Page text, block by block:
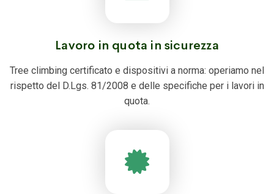
Lavoro in quota in sicurezza
Tree climbing certificato e dispositivi a norma: operiamo nel
rispetto del D.Lgs. 81/2008 e delle specifiche per i lavori in
quota.